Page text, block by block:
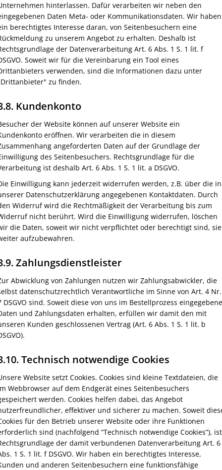
hinterlassen. Dafür verarbeiten wir neben den
Daten Meta- oder Kommunikationsdaten. Wir haben
berechtigtes Interesse daran, von Seitenbesuchern eine
zu unserem Angebot zu erhalten. Deshalb ist
der Datenverarbeitung Art. 6 Abs. 1 S. 1 lit. f
Soweit wir für die Vereinbarung ein Tool eines
verwenden, sind die Informationen dazu unter
zu finden.
Kundenkonto
der Website können auf unserer Website ein
eröffnen. Wir verarbeiten die in diesem
angeforderten Daten auf der Grundlage der
des Seitenbesuchers. Rechtsgrundlage für die
ist deshalb Art. 6 Abs. 1 S. 1 lit. a DSGVO.
Einwilligung kann jederzeit widerrufen werden, z.B. über die in
Datenschutzerklärung angegebenen Kontaktdaten. Durch
Widerruf wird die Rechtmäßigkeit der Verarbeitung bis zum
nicht berührt. Wird die Einwilligung widerrufen, löschen
die Daten, soweit wir nicht verpflichtet oder berechtigt sind, sie
aufzubewahren.
Zahlungsdienstleister
Abwicklung von Zahlungen nutzen wir Zahlungsabwickler, die
datenschutzrechtlich Verantwortliche im Sinne von Art. 4 Nr.
DSGVO sind. Soweit diese von uns im Bestellprozess eingegebene
und Zahlungsdaten erhalten, erfüllen wir damit den mit
Kunden geschlossenen Vertrag (Art. 6 Abs. 1 S. 1 lit. b
Technisch notwendige Cookies
Website setzt Cookies. Cookies sind kleine Textdateien, die
Webbrowser auf dem Endgerät eines Seitenbesuchers
werden. Cookies helfen dabei, das Angebot
effektiver und sicherer zu machen. Soweit
für den Betrieb unserer Website oder ihre Funktionen
sind (nachfolgend “Technisch notwendige Cookies”), ist
der damit verbundenen Datenverarbeitung Art. 6
1 S. 1 lit. f DSGVO. Wir haben ein berechtigtes Interesse,
und anderen Seitenbesuchern eine funktionsfähige